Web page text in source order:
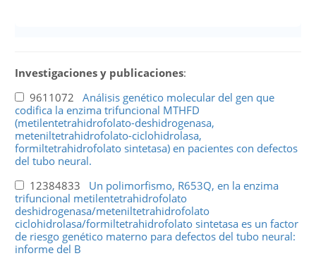
Investigaciones y publicaciones:
9611072 Análisis genético molecular del gen que
codifica la enzima trifuncional MTHFD
(metilentetrahidrofolato-deshidrogenasa,
meteniltetrahidrofolato-ciclohidrolasa,
formiltetrahidrofolato sintetasa) en pacientes con defectos
del tubo neural.
12384833 Un polimorfismo, R653Q, en la enzima
trifuncional metilentetrahidrofolato
deshidrogenasa/meteniltetrahidrofolato
ciclohidrolasa/formiltetrahidrofolato sintetasa es un factor
de riesgo genético materno para defectos del tubo neural:
informe del B